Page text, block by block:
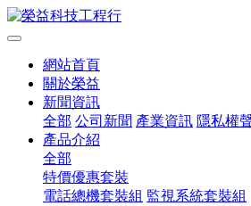
網站首頁
關於榮益
新聞資訊
全部 公司新聞 產業資訊 隱私權
產品介紹
全部
特價優惠套裝
電話總機套裝組 監視系統套裝組